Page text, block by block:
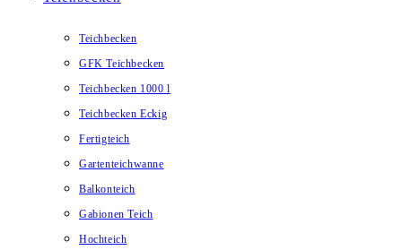
Teichbecken
GFK Teichbecken
Teichbecken 1000 l
Teichbecken Eckig
Fertigteich
Gartenteichwanne
Balkonteich
Gabionen Teich
Hochteich